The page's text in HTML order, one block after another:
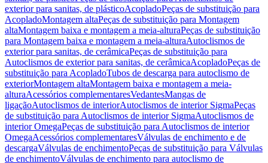
exterior para sanitas, de plásticoAcopladoPeças de substituição para
AcopladoMontagem altaPeças de substituição para Montagem
altaMontagem baixa e montagem a meia-alturaPeças de substituição
para Montagem baixa e montagem a meia-alturaAutoclismos de
exterior para sanitas, de cerâmicaPeças de substituição para
Autoclismos de exterior para sanitas, de cerâmicaAcopladoPeças de
substituição para AcopladoTubos de descarga para autoclismo de
exteriorMontagem altaMontagem baixa e montagem a meia-
alturaAcessórios complementaresVedantesMangas de
ligaçãoAutoclismos de interiorAutoclismos de interior SigmaPeças
de substituição para Autoclismos de interior SigmaAutoclismos de
interior OmegaPeças de substituição para Autoclismos de interior
OmegaAcessórios complementaresVálvulas de enchimento e de
descargaVálvulas de enchimentoPeças de substituição para Válvulas
de enchimentoVálvulas de enchimento para autoclismo de